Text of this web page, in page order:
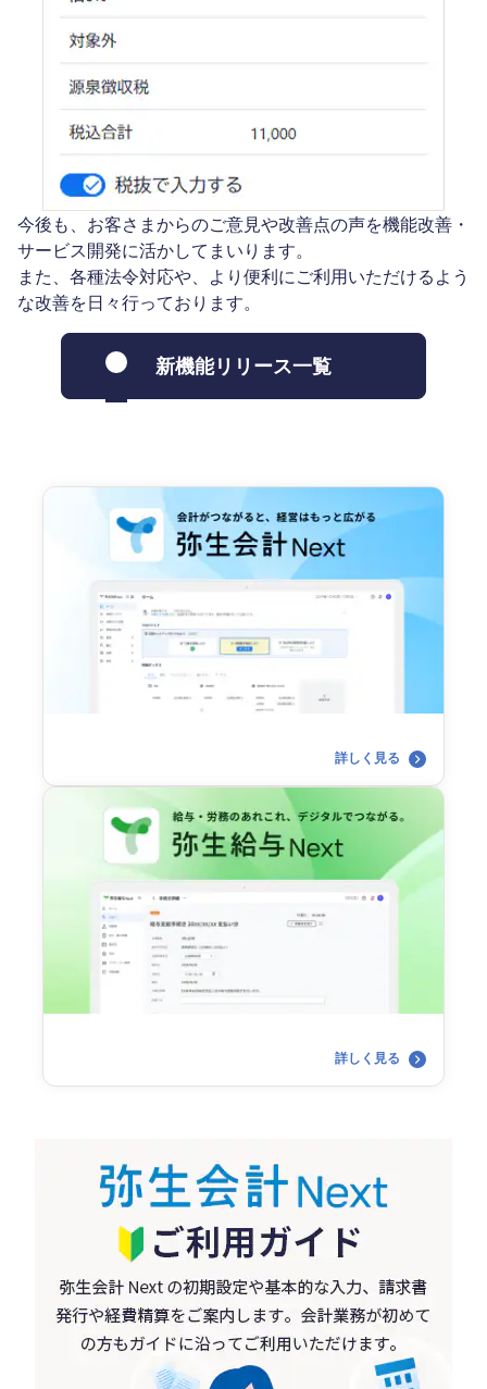
今後も、お客さまからのご意見や改善点の声を機能改善・
サービス開発に活かしてまいります。
また、各種法令対応や、より便利にご利用いただけるよう
な改善を日々行っております。
新機能リリース一覧
詳しく見る
詳しく見る